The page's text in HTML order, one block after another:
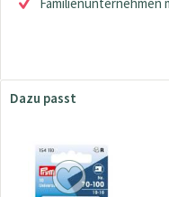
Dazu passt